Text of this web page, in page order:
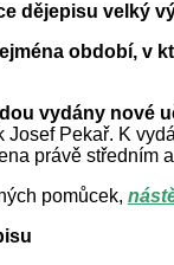
dějepisu velký
období, v
vydány nové
Josef Pekař. K
právě středním
pomůcek,